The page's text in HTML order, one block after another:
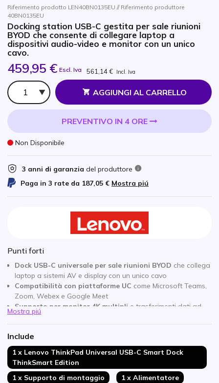
Riferimento prodotto LEN40BN0135EU // Riferimento produttore
40BN0135EU
Docking station USB-C gestita per sale riunioni
BYOD che consente di collegare laptop a
dispositivi audio-video e monitor con un unico
cavo.
459,95 € Escl. Iva 561,14 € Incl. Iva
Qtà
AGGIUNGI AL CARRELLO
PREVENTIVO IN 4 ORE
Non Disponibile
3 anni di garanzia del produttore
Paga in 3 rate da 187,05 € Mostra piú
Punti forti
Dock USB-C universale per sale riunioni BYOD che collega
laptop a sistemi AV e display con un unico cavo
Compatibilità con piattaforme UC come Microsoft Teams,
Zoom, Webex e Google Meet
Supporto per monitor 4K multipli e trasferimenti dati ad
alta velocità tramite USB-C e USB-A
Ricarica rapida del laptop fino a 60 Wtramite connessione
USB-C
Gestione IT centralizzatacon monitoraggio remoto tramite
Microsoft Azure Sphere IoT
Sistema di gestione dei cavi integratoper mantenere la
sala riunioni ordinata
Mostra piú
Include
1 x Lenovo ThinkPad Universal USB-C Smart Dock
ThinkSmart Edition
1 x Supporto di montaggio
1 x Alimentatore